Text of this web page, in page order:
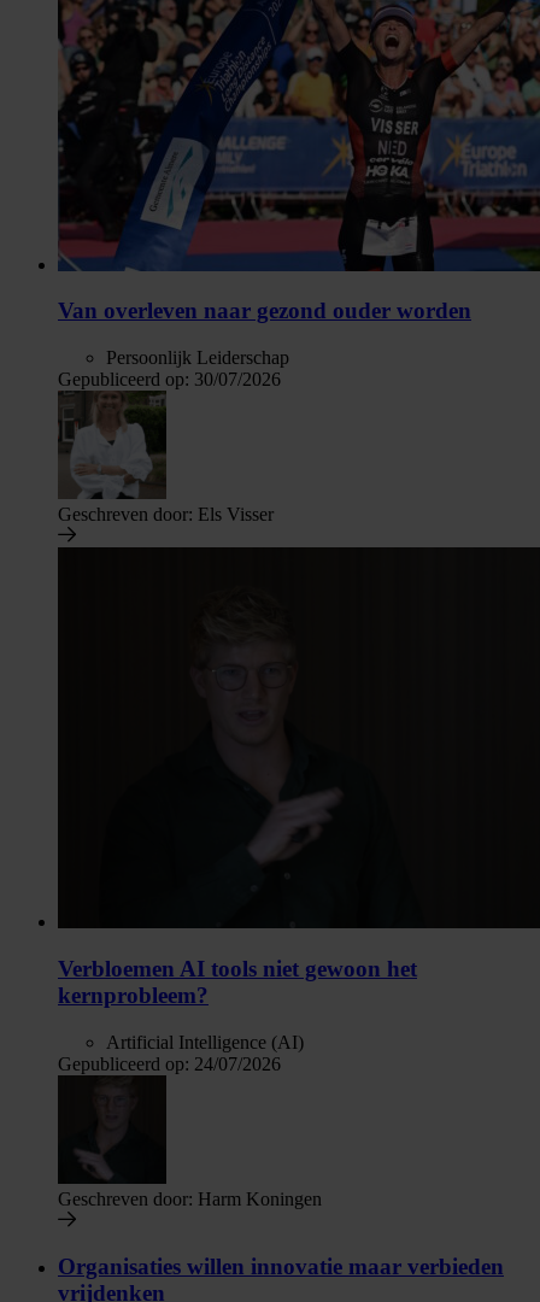
Van overleven naar gezond ouder worden
Persoonlijk Leiderschap
Gepubliceerd op: 30/07/2026
Geschreven door: Els Visser
Verbloemen AI tools niet gewoon het
kernprobleem?
Artificial Intelligence (AI)
Gepubliceerd op: 24/07/2026
Geschreven door: Harm Koningen
Organisaties willen innovatie maar verbieden
vrijdenken